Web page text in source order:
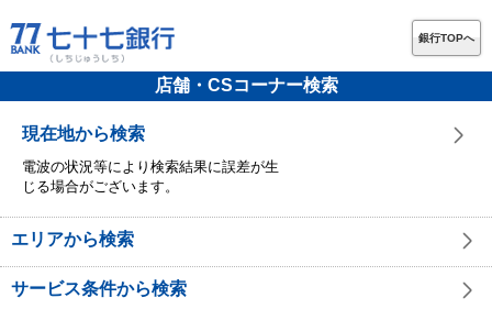
銀行TOPへ
店舗・CSコーナー検索
現在地から検索
電波の状況等により検索結果に誤差が生
じる場合がございます。
エリアから検索
サービス条件から検索